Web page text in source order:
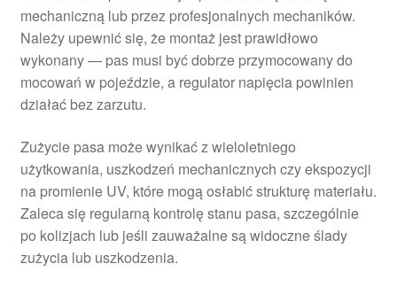
mechaniczną lub przez profesjonalnych mechaników.
Należy upewnić się, że montaż jest prawidłowo
wykonany — pas musi być dobrze przymocowany do
mocowań w pojeździe, a regulator napięcia powinien
działać bez zarzutu.
Zużycie pasa może wynikać z wieloletniego
użytkowania, uszkodzeń mechanicznych czy ekspozycji
na promienie UV, które mogą osłabić strukturę materiału.
Zaleca się regularną kontrolę stanu pasa, szczególnie
po kolizjach lub jeśli zauważalne są widoczne ślady
zużycia lub uszkodzenia.